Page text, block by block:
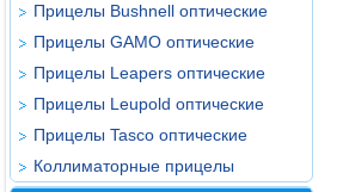
Прицелы Bushnell оптические
Прицелы GAMO оптические
Прицелы Leapers оптические
Прицелы Leupold оптические
Прицелы Tasco оптические
Коллиматорные прицелы